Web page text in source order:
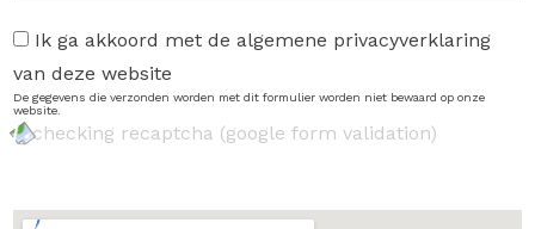
Ik ga akkoord met de algemene privacyverklaring
van deze website
De gegevens die verzonden worden met dit formulier worden niet bewaard op onze
website.
checking recaptcha (google form validation)